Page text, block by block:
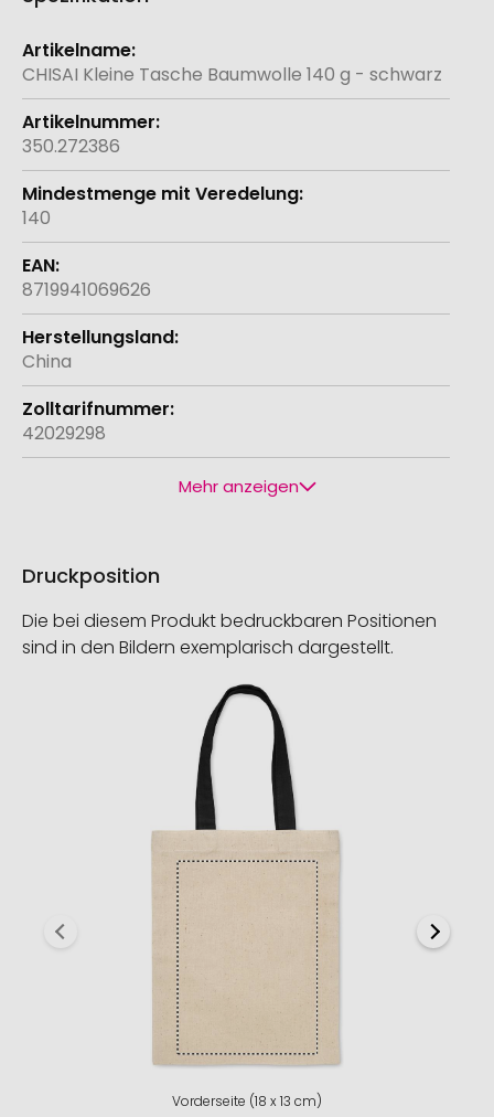
Weitere
Informationen
CHISAI Kleine Tasche Baumwolle 140 g - schwarz
350.272386
140
8719941069626
China
42029298
Mehr anzeigen
Druckposition
Die bei diesem Produkt bedruckbaren Positionen
sind in den Bildern exemplarisch dargestellt.
Vorderseite (18 x 13 cm)